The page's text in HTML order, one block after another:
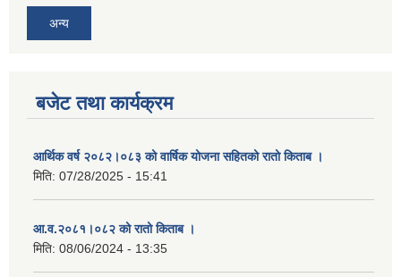
अन्य
बजेट तथा कार्यक्रम
आर्थिक वर्ष २०८२।०८३ को वार्षिक योजना सहितको रातो किताब ।
मिति: 07/28/2025 - 15:41
आ.व.२०८१।०८२ को रातो किताब ।
मिति: 08/06/2024 - 13:35